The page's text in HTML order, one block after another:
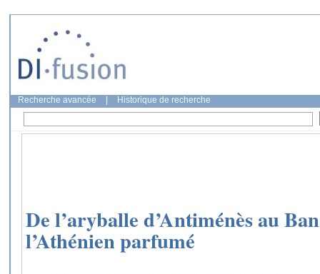
Recherche avancée Historique de recherche
De l’aryballe d’Antiménès au
l’Athénien parfumé